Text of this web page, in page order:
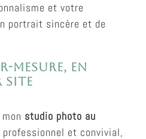
et votre
portrait sincère et de
mesure, en
site
studio photo au
professionnel et convivial,